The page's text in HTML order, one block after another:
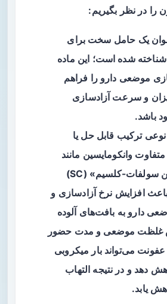
را در نظر بگیریم:
یک حامل سخت برای
شناخته شده است؛ این ماده
موضعی دارو را فراهم
و سرعت آزادسازی
باشد.
ترکیب قابل حل یا
وانکومایسین مانند
«وانکومایسین سولفات-کلسیم» (SC)
افزایش نرخ آزادسازی و
دارو به بافت‌های آلوده
غلظت موضعی و مدت حضور
می‌تواند بار میکروبی
دهد و در نتیجه التهاب
یابد.